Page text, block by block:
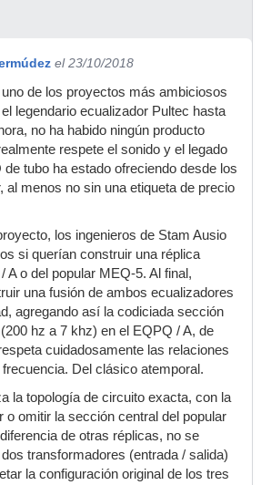
el 23/10/2018
de los proyectos más ambiciosos
legendario ecualizador Pultec hasta
no ha habido ningún producto
respete el sonido y el legado
tubo ha estado ofreciendo desde los
al menos no sin una etiqueta de precio
los ingenieros de Stam Ausio
si querían construir una réplica
A o del popular MEQ-5. Al final,
una fusión de ambos ecualizadores
agregando así la codiciada sección
hz a 7 khz) en el EQPQ / A, de
cuidadosamente las relaciones
Del clásico atemporal.
la topología de circuito exacta, con la
o omitir la sección central del popular
de otras réplicas, no se
transformadores (entrada / salida)
la configuración original de los tres